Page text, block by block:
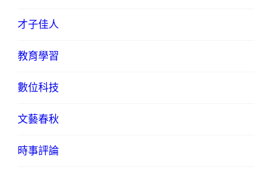
才子佳人
教育學習
數位科技
文藝春秋
時事評論